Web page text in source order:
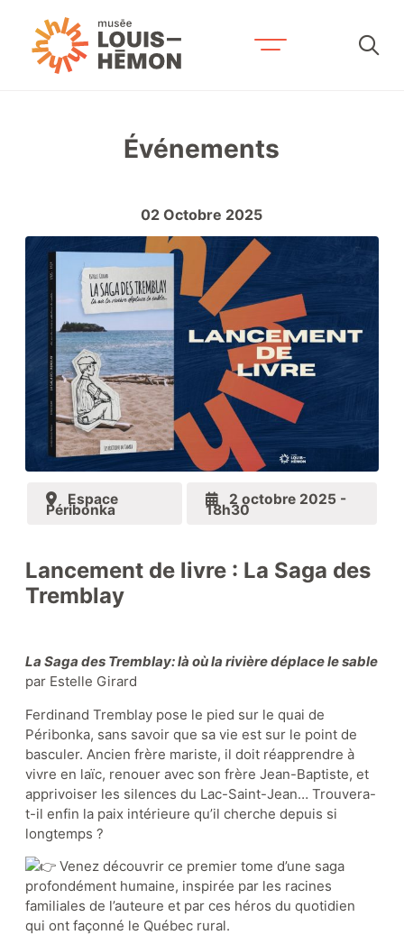
Visitez-nous
Horaire et tarifs
Accessibilité et services
Expositions et activités
Prévoyez votre séjour
Contactez-nous
Zone Louis Hémon
Nos collections
Boutique-librairie
Appuyez le musée
Événements
02 Octobre 2025
Espace
Péribonka
2 octobre 2025 -
18h30
Lancement de livre : La Saga des
Tremblay
La Saga des Tremblay: là où la rivière déplace le sable
par Estelle Girard
Ferdinand Tremblay pose le pied sur le quai de
Péribonka, sans savoir que sa vie est sur le point de
basculer. Ancien frère mariste, il doit réapprendre à
vivre en laïc, renouer avec son frère Jean-Baptiste, et
apprivoiser les silences du Lac-Saint-Jean… Trouvera-
t-il enfin la paix intérieure qu’il cherche depuis si
longtemps ?
Venez découvrir ce premier tome d’une saga
profondément humaine, inspirée par les racines
familiales de l’auteure et par ces héros du quotidien
qui ont façonné le Québec rural.